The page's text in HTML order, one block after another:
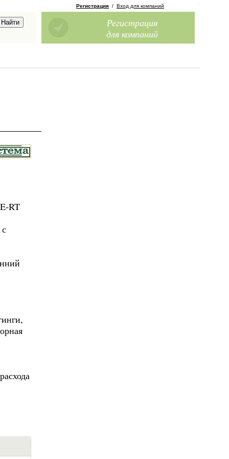
Регистрация / Вход для компаний
Регистрация
для компаний
RT